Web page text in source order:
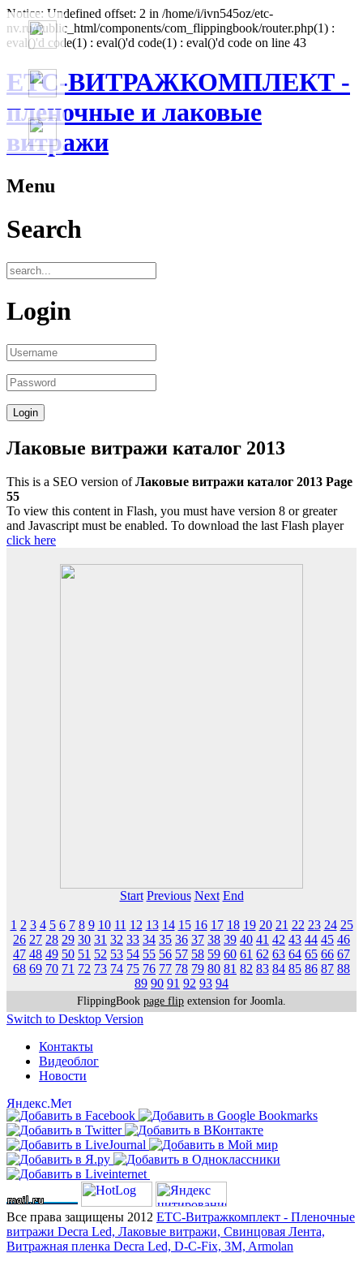
Notice: Undefined offset: 2 in /home/i/ivn545oz/etc-
nv.ru/public_html/components/com_flippingbook/router.php(1) :
eval()'d code(1) : eval()'d code(1) : eval()'d code on line 43
ЕТС-ВИТРАЖКОМПЛЕКТ -
пленочные и лаковые
витражи
Menu
Search
Login
Лаковые витражи каталог 2013
This is a SEO version ofЛаковые витражи каталог 2013 Page
55
To view this content in Flash, you must have version 8 or greater
and Javascript must be enabled. To download the last Flash player
click here
Start Previous Next End
1 2 3 4 5 6 7 8 9 10 11 12 13 14 15 16 17 18 19 20 21 22 23 24 25
26 27 28 29 30 31 32 33 34 35 36 37 38 39 40 41 42 43 44 45 46
47 48 49 50 51 52 53 54 55 56 57 58 59 60 61 62 63 64 65 66 67
68 69 70 71 72 73 74 75 76 77 78 79 80 81 82 83 84 85 86 87 88
89 90 91 92 93 94
FlippingBook page flip extension for Joomla.
Switch to Desktop Version
Контакты
Видеоблог
Новости
Все права защищены 2012 ЕТС-Витражкомплект - Пленочные
витражи Decra Led, Лаковые витражи, Свинцовая Лента,
Витражная пленка Decra Led, D-C-Fix, 3M, Armolan